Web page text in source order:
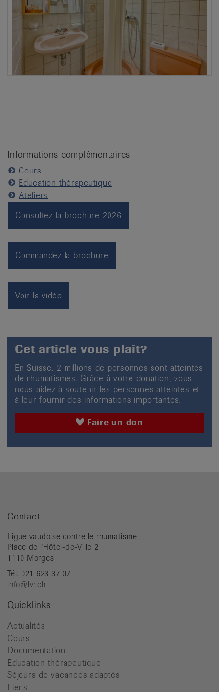
Informations complémentaires
Cours
Education thérapeutique
Ateliers
Consultez la brochure 2026
Commandez la brochure
Voir la vidéo
Cet article vous plaît?
En Suisse, 2 millions de personnes sont atteintes
de rhumatismes. Grâce à votre donation, vous
nous aidez à soutenir les personnes atteintes et
à leur fournir des informations importantes.
Faire un don
Contact
Ligue vaudoise contre le rhumatisme
Place de l'Hôtel-de-Ville 2
1110 Morges
Tél. 021 623 37 07
info@lvr.ch
Quicklinks
Actualités
Cours
Documentation
Education thérapeutique
Séjours de vacances adaptés
Liens